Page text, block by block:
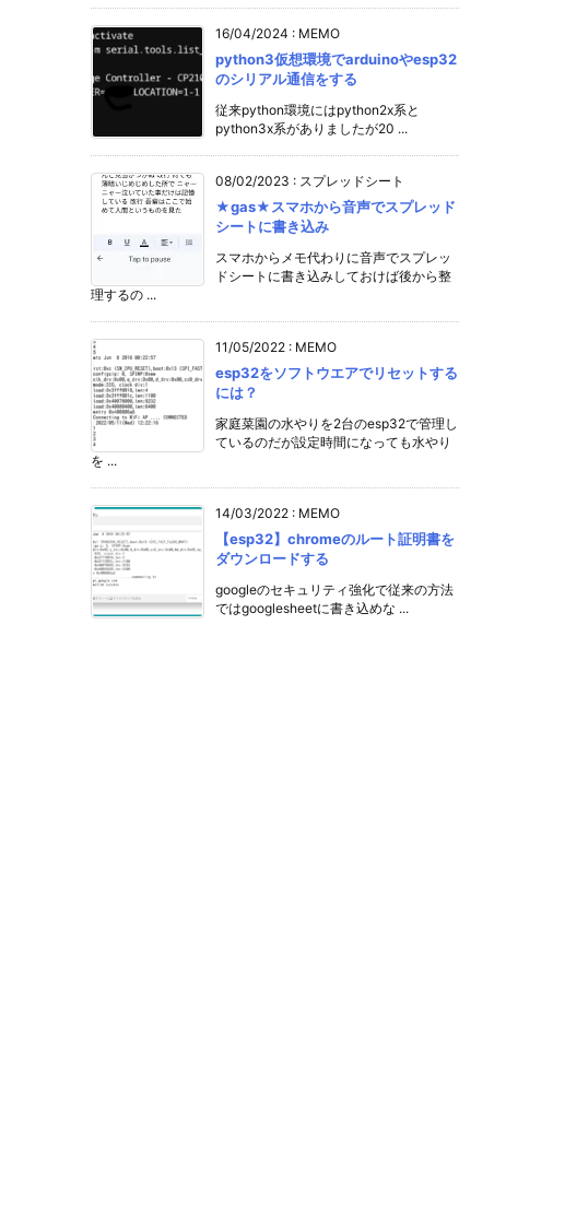
16/04/2024 : MEMO
python3仮想環境でarduinoやesp32
のシリアル通信をする
従来python環境にはpython2x系と
python3x系がありましたが20 ...
08/02/2023 : スプレッドシート
★gas★スマホから音声でスプレッド
シートに書き込み
スマホからメモ代わりに音声でスプレッ
ドシートに書き込みしておけば後から整
理するの ...
11/05/2022 : MEMO
esp32をソフトウエアでリセットする
には？
家庭菜園の水やりを2台のesp32で管理し
ているのだが設定時間になっても水やり
を ...
14/03/2022 : MEMO
【esp32】chromeのルート証明書を
ダウンロードする
googleのセキュリティ強化で従来の方法
ではgooglesheetに書き込めな ...